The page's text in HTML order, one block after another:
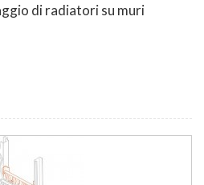
di radiatori su muri